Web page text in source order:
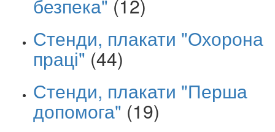
безпека" (12)
Стенди, плакати "Охорона
праці" (44)
Стенди, плакати "Перша
допомога" (19)